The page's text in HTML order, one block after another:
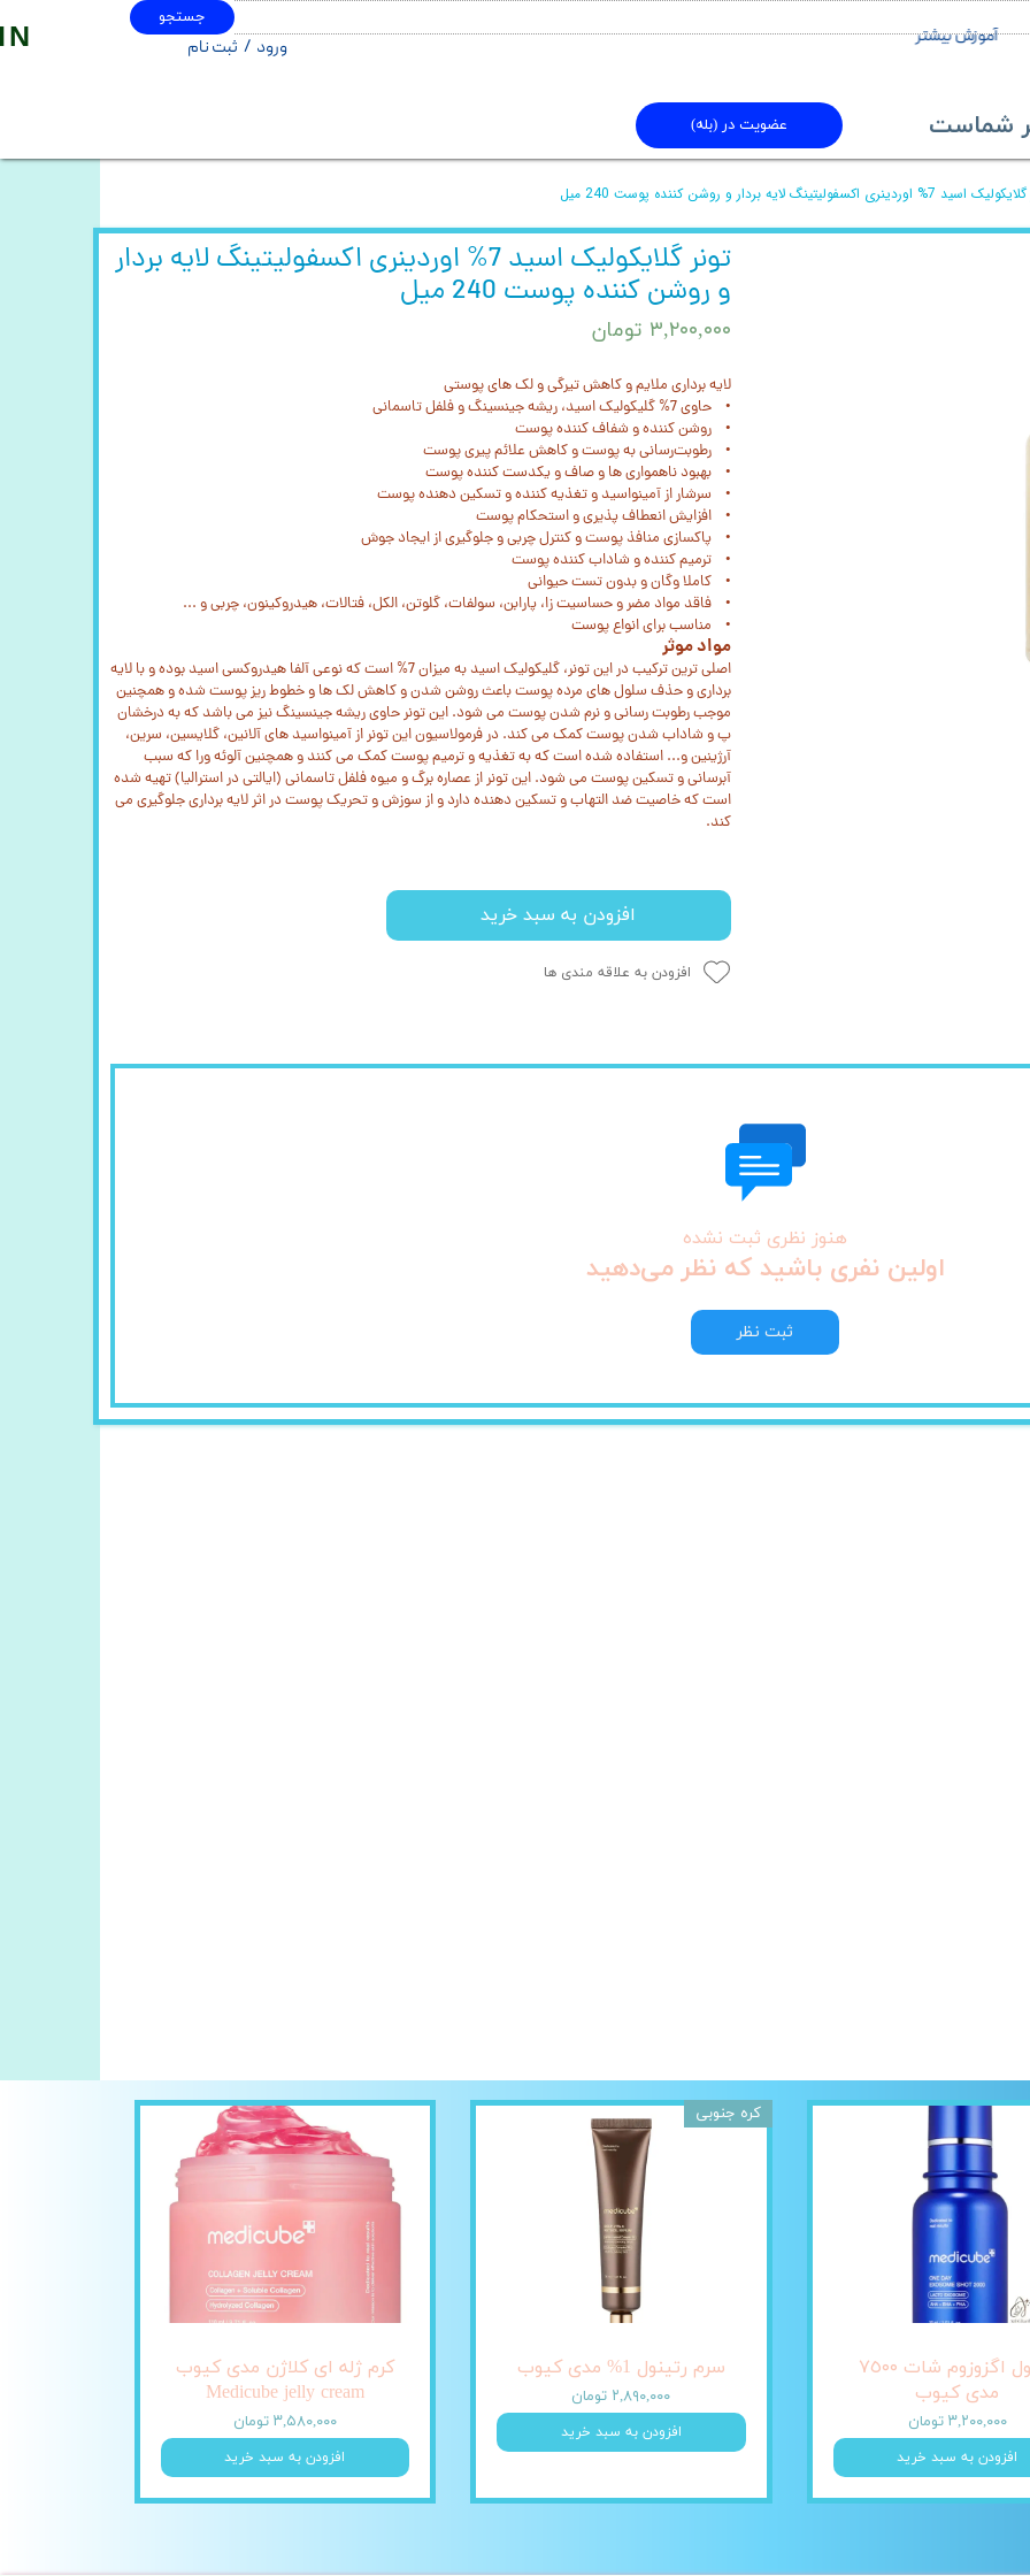
آموزش بیشتر ورود / ثبت نام
جستجو
شماست​​​​​​​
عضویت در (بله)
7% اوردینری اکسفولیتینگ لایه بردار و روشن کننده پوست 240 میل
تونر گلایکولیک اسید 7% اوردینری اکسفولیتینگ لایه بردار
و روشن کننده پوست 240 میل
۳,۲۰۰,۰۰۰ تومان
لایه برداری ملایم و کاهش تیرگی و لک های پوستی
• حاوی 7% گلیکولیک اسید، ریشه جینسینگ و فلفل تاسمانی
• روشن کننده و شفاف کننده پوست
• رطوبت‌رسانی به پوست و کاهش علائم پیری پوست
• بهبود ناهمواری ها و صاف و یکدست کننده پوست
• سرشار از آمینواسید و تغذیه کننده و تسکین دهنده پوست
• افزایش انعطاف پذیری و استحکام پوست
• پاکسازی منافذ پوست و کنترل چربی و جلوگیری از ایجاد جوش
• ترمیم کننده و شاداب کننده پوست
• کاملا وگان و بدون تست حیوانی
• فاقد مواد مضر و حساسیت‌ زا، پارابن، سولفات، گلوتن، الکل، فتالات، هیدروکینون، چربی و ...
• مناسب برای انواع پوست
مواد موثر
اصلی ترین ترکیب در این تونر، گلیکولیک اسید به میزان 7% است که نوعی آلفا هیدروکسی اسید بوده و با لایه
برداری و حذف سلول های مرده پوست باعث روشن شدن و کاهش لک ها و خطوط ریز پوست شده و همچنین
موجب رطوبت رسانی و نرم شدن پوست می شود. این تونر حاوی ریشه جینسینگ نیز می باشد که به درخشان
پ و شاداب شدن پوست کمک می کند. در فرمولاسیون این تونر از آمینواسید های آلانین، گلایسین، سرین،
آرژینین و... استفاده شده است که به تغذیه و ترمیم پوست کمک می کنند و همچنین آلوئه ورا که سبب
آبرسانی و تسکین پوست می شود. این تونر از عصاره برگ و میوه فلفل تاسمانی (ایالتی در استرالیا) تهیه شده
است که خاصیت ضد التهاب و تسکین دهنده دارد و از سوزش و تحریک پوست در اثر لایه برداری جلوگیری می
کند.
افزودن به سبد خرید
افزودن به علاقه مندی ها
هنوز نظری ثبت نشده
اولین نفری باشید که نظر می‌دهید
ثبت نظر
آمپول اگزوزوم شات ٧٥٠٠
مدی کیوب
۳,۲۰۰,۰۰۰ تومان
افزودن به سبد خرید
سرم رتینول 1% مدی کیوب
۲,۸۹۰,۰۰۰ تومان
افزودن به سبد خرید
کره جنوبی
کرم ژله ای کلاژن مدی کیوب
Medicube jelly cream
۳,۵۸۰,۰۰۰ تومان
افزودن به سبد خرید